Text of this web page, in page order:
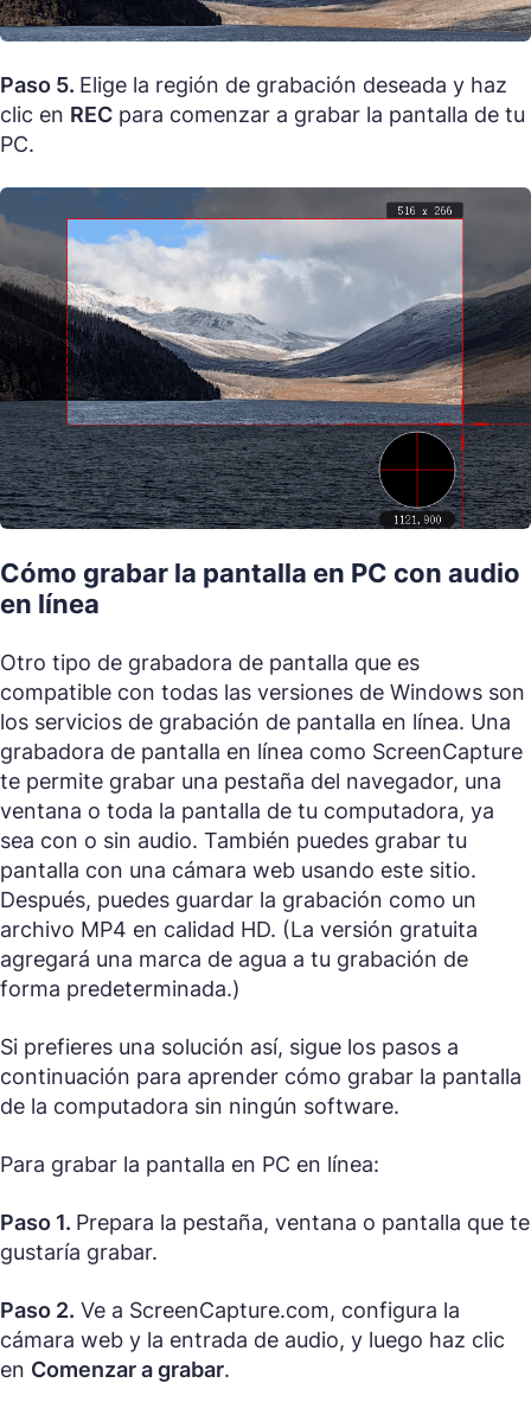
Paso 5. Elige la región de grabación deseada y haz
clic en REC para comenzar a grabar la pantalla de tu
PC.
Cómo grabar la pantalla en PC con audio
en línea
Otro tipo de grabadora de pantalla que es
compatible con todas las versiones de Windows son
los servicios de grabación de pantalla en línea. Una
grabadora de pantalla en línea como ScreenCapture
te permite grabar una pestaña del navegador, una
ventana o toda la pantalla de tu computadora, ya
sea con o sin audio. También puedes grabar tu
pantalla con una cámara web usando este sitio.
Después, puedes guardar la grabación como un
archivo MP4 en calidad HD. (La versión gratuita
agregará una marca de agua a tu grabación de
forma predeterminada.)
Si prefieres una solución así, sigue los pasos a
continuación para aprender cómo grabar la pantalla
de la computadora sin ningún software.
Para grabar la pantalla en PC en línea:
Paso 1. Prepara la pestaña, ventana o pantalla que te
gustaría grabar.
Paso 2. Ve a ScreenCapture.com, configura la
cámara web y la entrada de audio, y luego haz clic
en Comenzar a grabar.